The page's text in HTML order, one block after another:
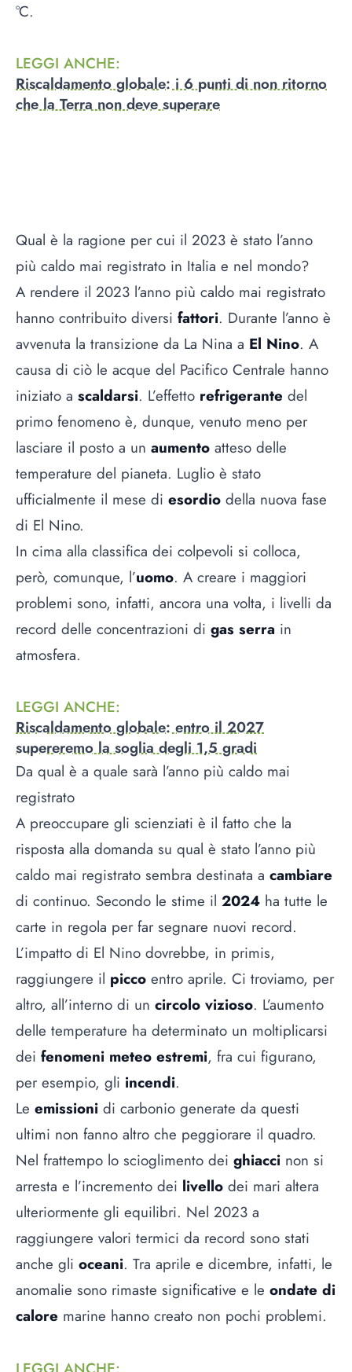
°C.
LEGGI ANCHE:
Riscaldamento globale: i 6 punti di non ritorno
che la Terra non deve superare
Qual è la ragione per cui il 2023 è stato l’anno
più caldo mai registrato in Italia e nel mondo?
A rendere il 2023 l’anno più caldo mai registrato
hanno contribuito diversi fattori. Durante l’anno è
avvenuta la transizione da La Nina a El Nino. A
causa di ciò le acque del Pacifico Centrale hanno
iniziato a scaldarsi. L’effetto refrigerante del
primo fenomeno è, dunque, venuto meno per
lasciare il posto a un aumento atteso delle
temperature del pianeta. Luglio è stato
ufficialmente il mese di esordio della nuova fase
di El Nino.
In cima alla classifica dei colpevoli si colloca,
però, comunque, l’uomo. A creare i maggiori
problemi sono, infatti, ancora una volta, i livelli da
record delle concentrazioni di gas serra in
atmosfera.
LEGGI ANCHE:
Riscaldamento globale: entro il 2027
supereremo la soglia degli 1,5 gradi
Da qual è a quale sarà l’anno più caldo mai
registrato
A preoccupare gli scienziati è il fatto che la
risposta alla domanda su qual è stato l’anno più
caldo mai registrato sembra destinata a cambiare
di continuo. Secondo le stime il 2024 ha tutte le
carte in regola per far segnare nuovi record.
L’impatto di El Nino dovrebbe, in primis,
raggiungere il picco entro aprile. Ci troviamo, per
altro, all’interno di un circolo vizioso. L’aumento
delle temperature ha determinato un moltiplicarsi
dei fenomeni meteo estremi, fra cui figurano,
per esempio, gli incendi.
Le emissioni di carbonio generate da questi
ultimi non fanno altro che peggiorare il quadro.
Nel frattempo lo scioglimento dei ghiacci non si
arresta e l’incremento dei livello dei mari altera
ulteriormente gli equilibri. Nel 2023 a
raggiungere valori termici da record sono stati
anche gli oceani. Tra aprile e dicembre, infatti, le
anomalie sono rimaste significative e le ondate di
calore marine hanno creato non pochi problemi.